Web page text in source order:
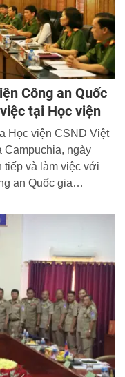
Công an Quốc
tại Học viện
Học viện CSND Việt
Campuchia, ngày
tiếp và làm việc với
an Quốc gia